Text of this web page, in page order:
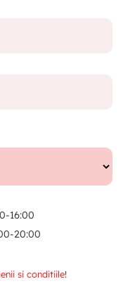
16:00
20:00
si conditiile!